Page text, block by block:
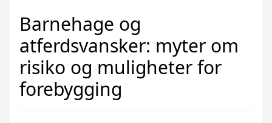
Barnehage og
atferdsvansker: myter om
risiko og muligheter for
forebygging